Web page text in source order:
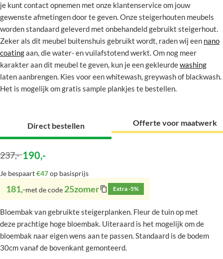
je kunt contact opnemen met onze klantenservice om jouw
gewenste afmetingen door te geven. Onze steigerhouten meubels
worden standaard geleverd met onbehandeld gebruikt steigerhout.
Zeker als dit meubel buitenshuis gebruikt wordt, raden wij een nano
coatingaan, die water- en vuilafstotend werkt. Om nog meer
karakter aan dit meubel te geven, kun je een gekleurdewashing
laten aanbrengen. Kies voor een whitewash, greywash of blackwash.
Het is mogelijk om gratis sample plankjes te bestellen.
Direct bestellen Offerte voor maatwerk
237,- 190,-
Je bespaart€47op basisprijs
181,-met de code 25zomer Extra -5%
Bloembak van gebruikte steigerplanken. Fleur de tuin op met
deze prachtige hoge bloembak. Uiteraard is het mogelijk om de
bloembak naar eigen wens aan te passen. Standaard is de bodem
30cm vanaf de bovenkant gemonteerd.